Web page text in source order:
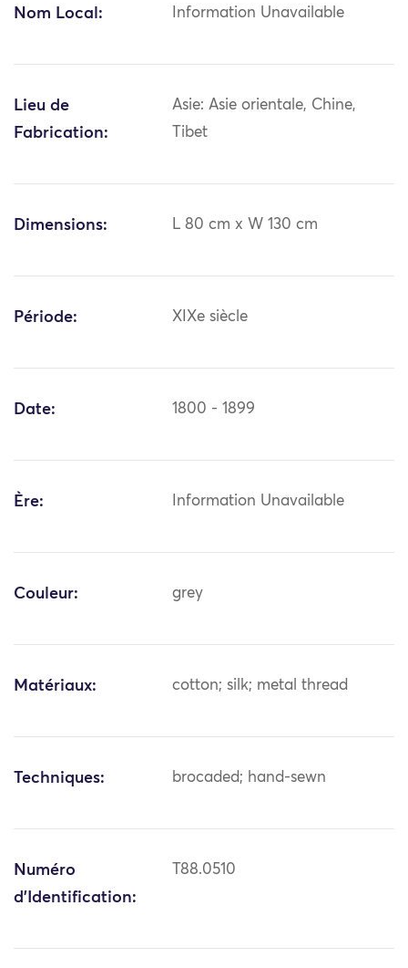
Nom Local: Information Unavailable
Lieu de
Fabrication:
Asie: Asie orientale, Chine,
Tibet
Dimensions: L 80 cm x W 130 cm
Période: XIXe siècle
Date: 1800 - 1899
Ère: Information Unavailable
Couleur: grey
Matériaux: cotton; silk; metal thread
Techniques: brocaded; hand-sewn
Numéro
d'Identification:
T88.0510